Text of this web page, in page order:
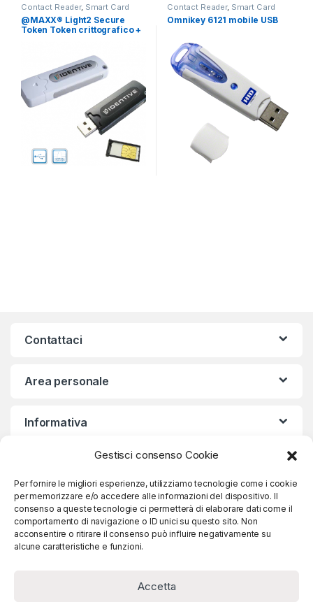
Gestisci consenso Cookie
Per fornire le migliori esperienze, utilizziamo tecnologie come i cookie
per memorizzare e/o accedere alle informazioni del dispositivo. Il
consenso a queste tecnologie ci permetterà di elaborare dati come il
comportamento di navigazione o ID unici su questo sito. Non
acconsentire o ritirare il consenso può influire negativamente su
alcune caratteristiche e funzioni.
Accetta
Contact Reader, Smart Card
Readers, Token ,SIM Card Token
@MAXX® Light2 Secure
Token Token crittografico +
Contact Reader, Smart Card
Readers Token SIM Card Token
Omnikey 6121 mobile USB
Contattaci
Area personale
Informativa
Iscriviti alla nostra Newsletter
Iscriviti